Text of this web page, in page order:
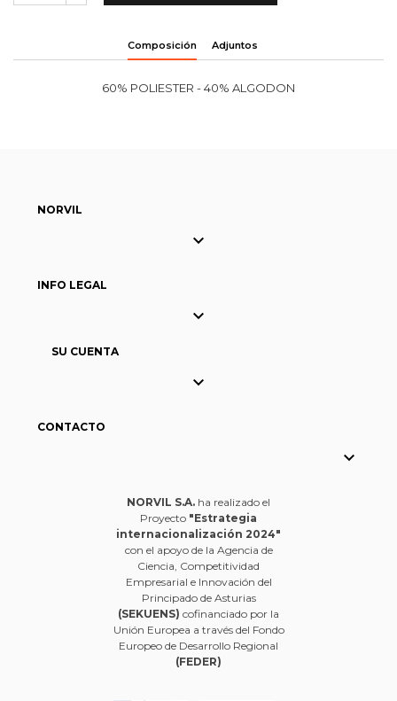
Composición Adjuntos
60% POLIESTER - 40% ALGODON
NORVIL

INFO LEGAL

SU CUENTA

CONTACTO

NORVIL S.A. ha realizado el
Proyecto "Estrategia
internacionalización 2024"
con el apoyo de la Agencia de
Ciencia, Competitividad
Empresarial e Innovación del
Principado de Asturias
(SEKUENS) cofinanciado por la
Unión Europea a través del Fondo
Europeo de Desarrollo Regional
(FEDER)